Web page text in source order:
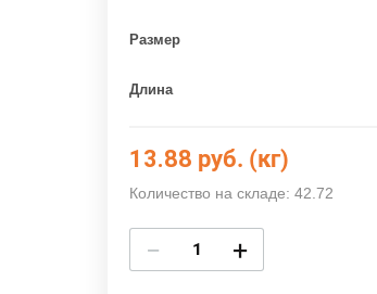
Размер
Длина
13.88 руб. (кг)
Количество на складе: 42.72
− +